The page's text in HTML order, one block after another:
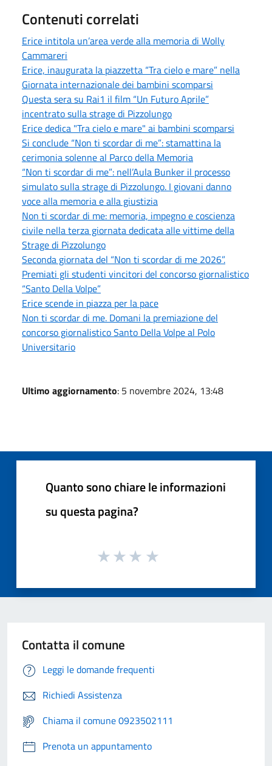
Contenuti correlati
Erice intitola un’area verde alla memoria di Wolly
Cammareri
Erice, inaugurata la piazzetta “Tra cielo e mare” nella
Giornata internazionale dei bambini scomparsi
Questa sera su Rai1 il film “Un Futuro Aprile”
incentrato sulla strage di Pizzolungo
Erice dedica "Tra cielo e mare" ai bambini scomparsi
Si conclude “Non ti scordar di me”: stamattina la
cerimonia solenne al Parco della Memoria
“Non ti scordar di me”: nell’Aula Bunker il processo
simulato sulla strage di Pizzolungo. I giovani danno
voce alla memoria e alla giustizia
Non ti scordar di me: memoria, impegno e coscienza
civile nella terza giornata dedicata alle vittime della
Strage di Pizzolungo
Seconda giornata del “Non ti scordar di me 2026”.
Premiati gli studenti vincitori del concorso giornalistico
“Santo Della Volpe”
Erice scende in piazza per la pace
Non ti scordar di me. Domani la premiazione del
concorso giornalistico Santo Della Volpe al Polo
Universitario
Ultimo aggiornamento: 5 novembre 2024, 13:48
Quanto sono chiare le informazioni
su questa pagina?
Contatta il comune
Leggi le domande frequenti
Richiedi Assistenza
Chiama il comune 0923502111
Prenota un appuntamento